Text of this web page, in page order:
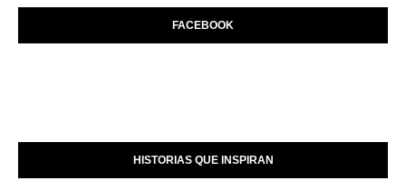
FACEBOOK
HISTORIAS QUE INSPIRAN